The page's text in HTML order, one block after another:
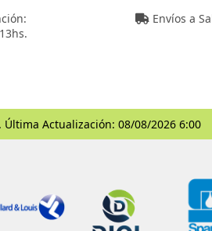
Envíos a
Actualización: 08/08/2026 6:00